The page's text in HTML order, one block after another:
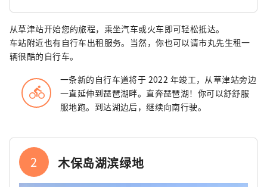
从草津站开始您的旅程，乘坐汽车或火车即可轻松抵达。
车站附近也有自行车出租服务。当然，你也可以请市丸先生租一
辆很酷的自行车。
directions_bike
一条新的自行车道将于 2022 年竣工，从草津站旁边
一直延伸到琵琶湖畔。直奔琵琶湖！你可以舒舒服
服地跑。到达湖边后，继续向南行驶。
2 木保岛湖滨绿地